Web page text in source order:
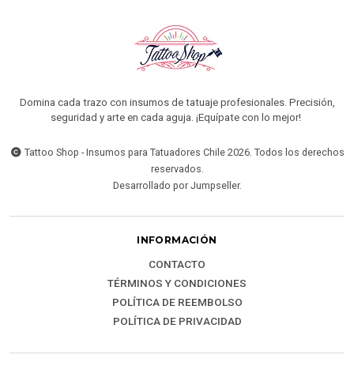
Domina cada trazo con insumos de tatuaje profesionales. Precisión,
seguridad y arte en cada aguja. ¡Equípate con lo mejor!
Tattoo Shop - Insumos para Tatuadores Chile 2026. Todos los derechos
reservados.
Desarrollado por Jumpseller.
INFORMACIÓN
CONTACTO
TÉRMINOS Y CONDICIONES
POLÍTICA DE REEMBOLSO
POLÍTICA DE PRIVACIDAD